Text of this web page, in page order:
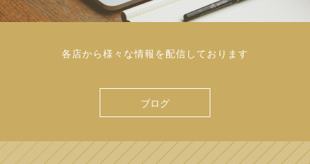
各店から様々な情報を配信しております
ブログ